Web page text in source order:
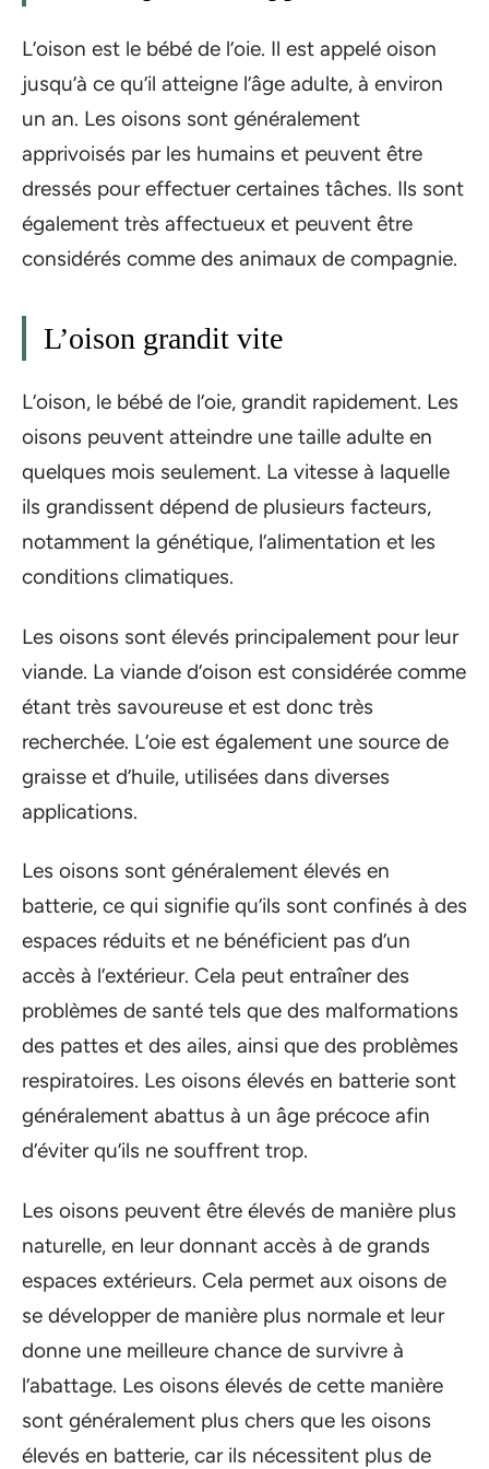
L’oison est le bébé de l’oie. Il est appelé oison
jusqu’à ce qu’il atteigne l’âge adulte, à environ
un an. Les oisons sont généralement
apprivoisés par les humains et peuvent être
dressés pour effectuer certaines tâches. Ils sont
également très affectueux et peuvent être
considérés comme des animaux de compagnie.
L’oison grandit vite
L’oison, le bébé de l’oie, grandit rapidement. Les
oisons peuvent atteindre une taille adulte en
quelques mois seulement. La vitesse à laquelle
ils grandissent dépend de plusieurs facteurs,
notamment la génétique, l’alimentation et les
conditions climatiques.
Les oisons sont élevés principalement pour leur
viande. La viande d’oison est considérée comme
étant très savoureuse et est donc très
recherchée. L’oie est également une source de
graisse et d’huile, utilisées dans diverses
applications.
Les oisons sont généralement élevés en
batterie, ce qui signifie qu’ils sont confinés à des
espaces réduits et ne bénéficient pas d’un
accès à l’extérieur. Cela peut entraîner des
problèmes de santé tels que des malformations
des pattes et des ailes, ainsi que des problèmes
respiratoires. Les oisons élevés en batterie sont
généralement abattus à un âge précoce afin
d’éviter qu’ils ne souffrent trop.
Les oisons peuvent être élevés de manière plus
naturelle, en leur donnant accès à de grands
espaces extérieurs. Cela permet aux oisons de
se développer de manière plus normale et leur
donne une meilleure chance de survivre à
l’abattage. Les oisons élevés de cette manière
sont généralement plus chers que les oisons
élevés en batterie, car ils nécessitent plus de